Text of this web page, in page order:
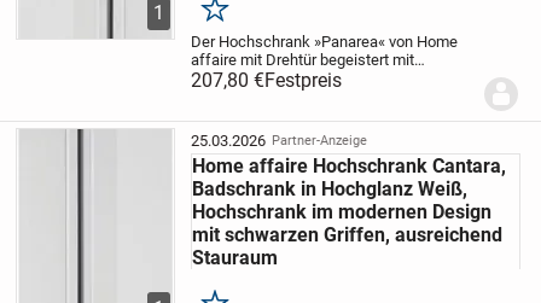
1 Merken
Der Hochschrank »Panarea« von Home
affaire mit Drehtür begeistert mit
großzügigen
Aufbewahrungsmöglichkeiten. Sein
Hochglanz-Optik und eine attraktive
Griffleiste...
207,80 €Festpreis
25.03.2026 Partner-Anzeige
Home affaire Hochschrank Cantara,
Badschrank in Hochglanz Weiß,
Hochschrank im modernen Design
mit schwarzen Griffen, ausreichend
Stauraum